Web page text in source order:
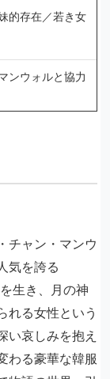
的存在／若き女
ンウォルと協力
チャン・マンウ
気を誇る
生き、月の神
れる女性という
い哀しみを抱え
わる豪華な韓服